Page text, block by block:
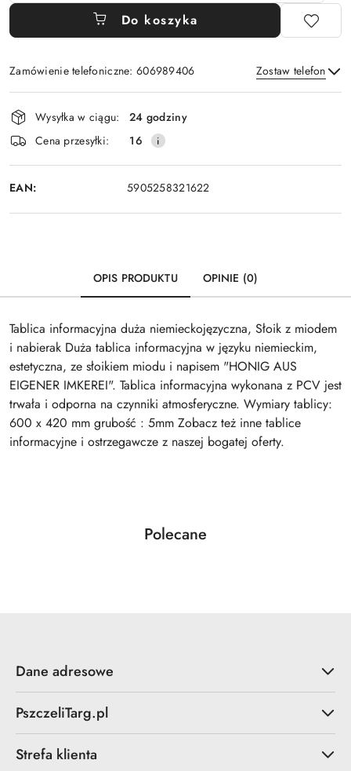
Do koszyka
Zamówienie telefoniczne: 606989406 Zostaw telefon
Wyślij
Dostępność
i
dostawa
Wysyłka w ciągu:
24 godziny
Cena przesyłki:
16
EAN: 5905258321622
OPIS PRODUKTU OPINIE (0)
Tablica informacyjna duża niemieckojęzyczna, Słoik z miodem
i nabierak Duża tablica informacyjna w języku niemieckim,
estetyczna, ze słoikiem miodu i napisem "HONIG AUS
EIGENER IMKEREI". Tablica informacyjna wykonana z PCV jest
trwała i odporna na czynniki atmosferyczne. Wymiary tablicy:
600 x 420 mm grubość : 5mm Zobacz też inne tablice
informacyjne i ostrzegawcze z naszej bogatej oferty.
Pomiń karuzelę produktów
Produkty
Polecane
Dane adresowe
PszczeliTarg.pl
Strefa klienta